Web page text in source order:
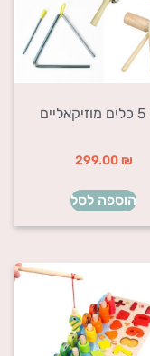
299.00 ₪
הוספה לסל